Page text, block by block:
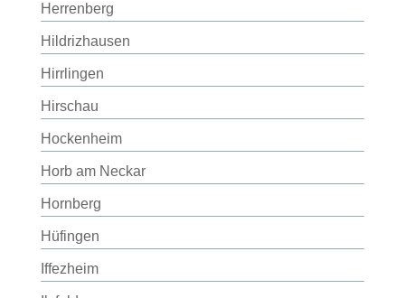
Herrenberg
Hildrizhausen
Hirrlingen
Hirschau
Hockenheim
Horb am Neckar
Hornberg
Hüfingen
Iffezheim